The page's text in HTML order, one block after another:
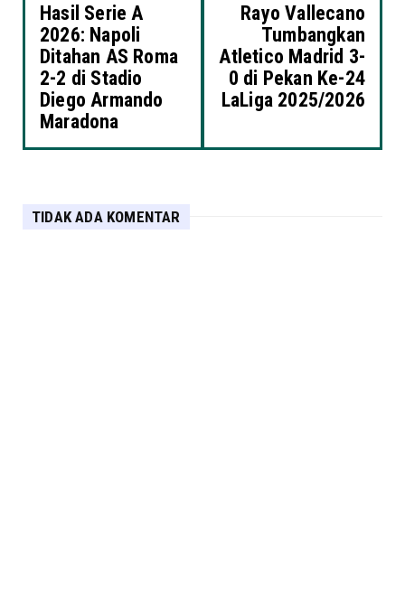
Hasil Serie A
2026: Napoli
Ditahan AS Roma
2-2 di Stadio
Diego Armando
Maradona
Rayo Vallecano
Tumbangkan
Atletico Madrid 3-
0 di Pekan Ke-24
LaLiga 2025/2026
TIDAK ADA KOMENTAR